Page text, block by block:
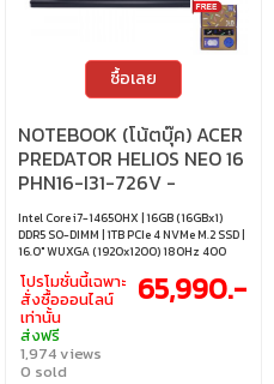
ซื้อเลย
NOTEBOOK (โน้ตบุ๊ค) ACER
PREDATOR HELIOS NEO 16
PHN16-I31-726V -
ABYSSAL BLACK
Intel Core i7-14650HX | 16GB (16GBx1)
DDR5 SO-DIMM | 1TB PCIe 4 NVMe M.2 SSD |
16.0" WUXGA (1920x1200) 180Hz 400
nits 100% sRGB | Nvidia GeForce RTX
5050 8GB GDDR7 | Windows 11 Home
โปรโมชั่นนี้เฉพาะ
สั่งซื้อออนไลน์
เท่านั้น
ส่งฟรี
1,974 views
0 sold
65,990.-